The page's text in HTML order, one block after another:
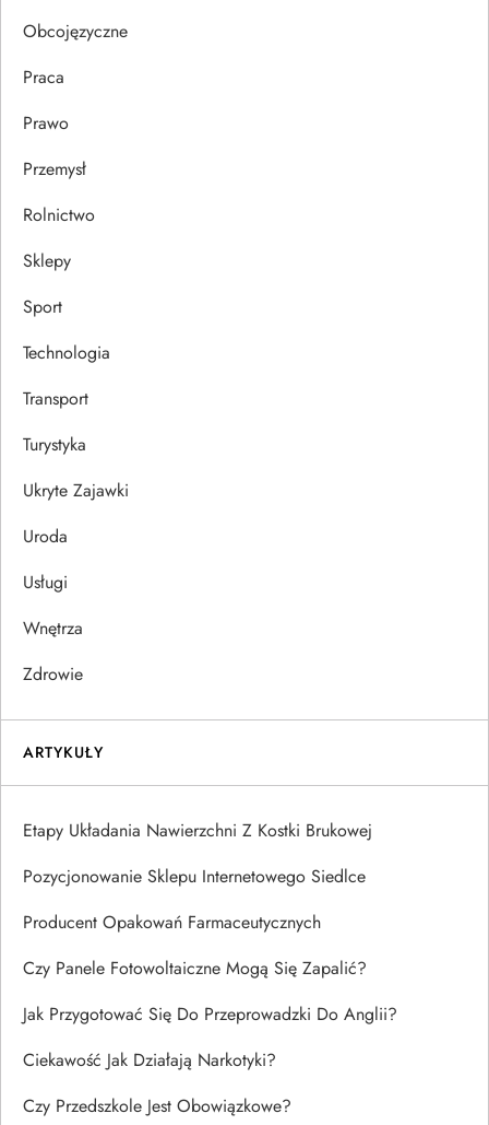
u
Obcojęzyczne
Praca
Prawo
Przemysł
Rolnictwo
Sklepy
Sport
Technologia
Transport
Turystyka
Ukryte Zajawki
Uroda
Usługi
Wnętrza
Zdrowie
ARTYKUŁY
Etapy Układania Nawierzchni Z Kostki Brukowej
Pozycjonowanie Sklepu Internetowego Siedlce
Producent Opakowań Farmaceutycznych
Czy Panele Fotowoltaiczne Mogą Się Zapalić?
Jak Przygotować Się Do Przeprowadzki Do Anglii?
Ciekawość Jak Działają Narkotyki?
Czy Przedszkole Jest Obowiązkowe?